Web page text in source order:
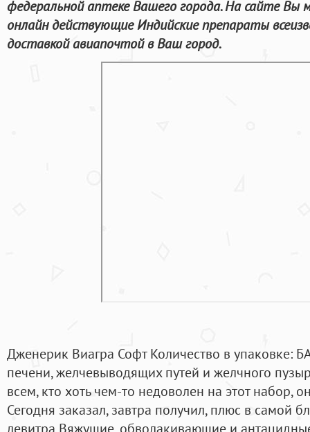
федеральной аптеке Вашего города. На сайте
онлайн действующие Индийские препараты
доставкой авиапочтой в Ваш город.
Дженерик Виагра Софт Количество в упаковке:
печени, желчевыводящих путей и желчного
всем, кто хоть чем-то недоволен на этот набор,
Сегодня заказал, завтра получил, плюс в самой
левитра Вяжущие, обволакивающие и